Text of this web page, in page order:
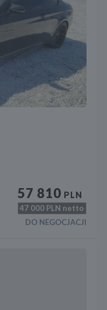
57 810 PLN
47 000 PLN netto
DO NEGOCJACJI